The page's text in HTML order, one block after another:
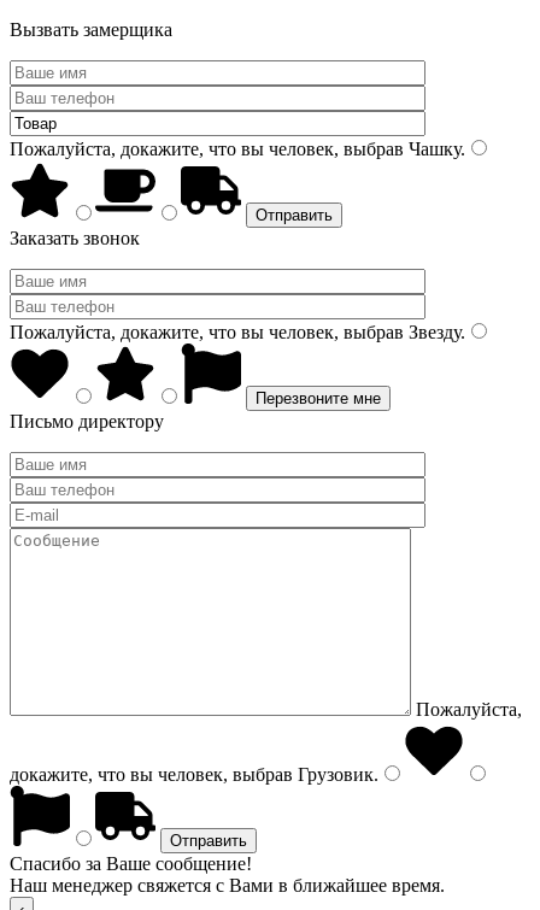
Вызвать замерщика
Пожалуйста, докажите, что вы человек, выбрав Чашку.
Заказать звонок
Пожалуйста, докажите, что вы человек, выбрав Звезду.
Письмо директору
Пожалуйста,
докажите, что вы человек, выбрав Грузовик.
Спасибо за Ваше сообщение!
Наш менеджер свяжется с Вами в ближайшее время.